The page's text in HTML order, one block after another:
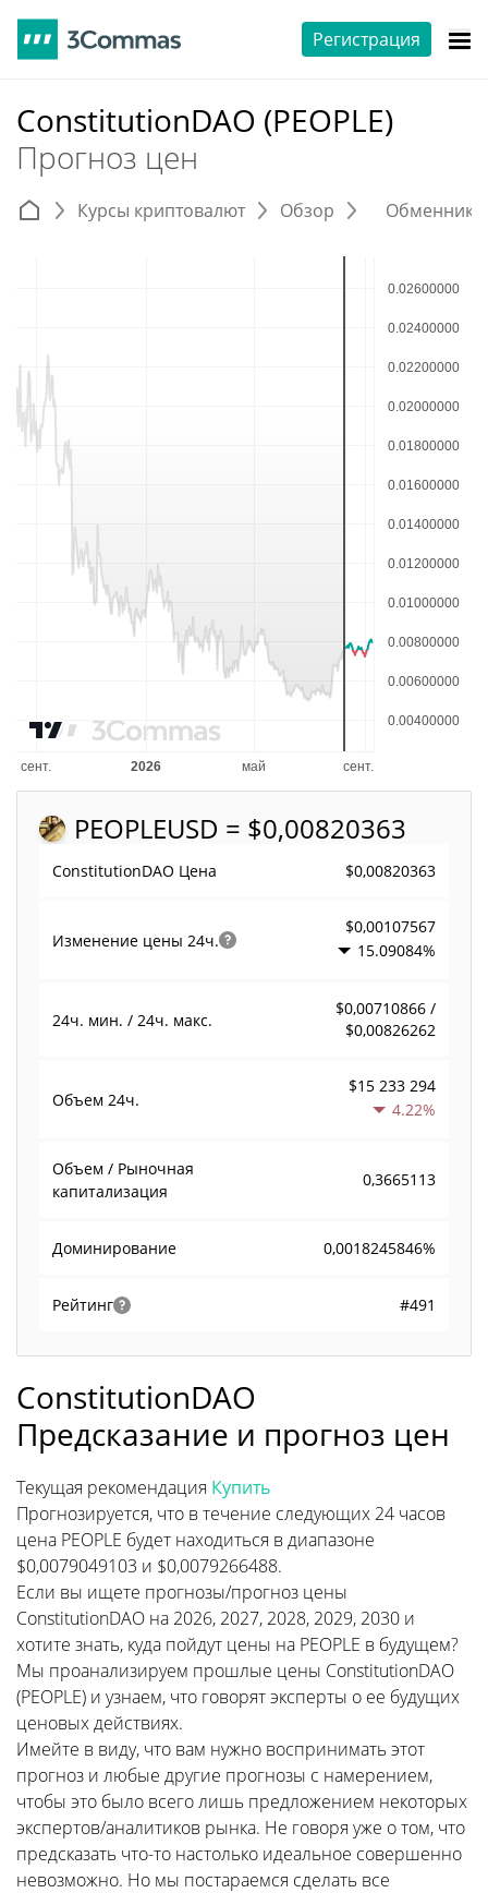
Регистрация
ConstitutionDAO (PEOPLE)
Прогноз цен
Курсы криптовалют Обзор
PEOPLEUSD = $0,00820363
ConstitutionDAO Цена $0,00820363
Изменение цены 24ч.
$0,00107567
15.09084%
24ч. мин. / 24ч. макс.
$0,00710866 /
$0,00826262
Объем 24ч.
$15 233 294
4.22%
Объем / Рыночная
капитализация
0,3665113
Доминирование 0,0018245846%
Рейтинг #491
ConstitutionDAO
Предсказание и прогноз цен
Текущая рекомендация Купить
Прогнозируется, что в течение следующих 24 часов
цена PEOPLE будет находиться в диапазоне
$0,0079049103 и $0,0079266488.
Если вы ищете прогнозы/прогноз цены
ConstitutionDAO на 2026, 2027, 2028, 2029, 2030 и
хотите знать, куда пойдут цены на PEOPLE в будущем?
Мы проанализируем прошлые цены ConstitutionDAO
(PEOPLE) и узнаем, что говорят эксперты о ее будущих
ценовых действиях.
Имейте в виду, что вам нужно воспринимать этот
прогноз и любые другие прогнозы с намерением,
чтобы это было всего лишь предложением некоторых
экспертов/аналитиков рынка. Не говоря уже о том, что
предсказать что-то настолько идеальное совершенно
невозможно. Но мы постараемся сделать все